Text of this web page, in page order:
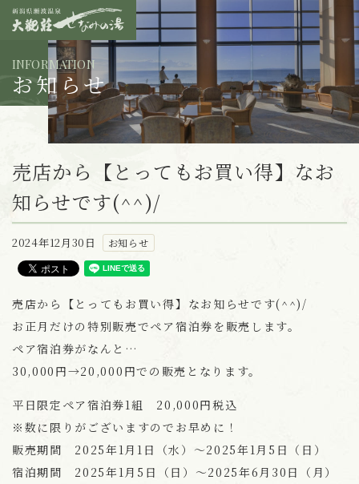
INFORMATION
お知らせ
売店から【とってもお買い得】なお
知らせです(^^)/
2024年12月30日 お知らせ
売店から【とってもお買い得】なお知らせです(^^)/
お正月だけの特別販売でペア宿泊券を販売します。
ペア宿泊券がなんと…
30,000円→20,000円での販売となります。
平日限定ペア宿泊券1組 20,000円税込
※数に限りがございますのでお早めに！
販売期間 2025年1月1日（水）～2025年1月5日（日）
宿泊期間 2025年1月5日（日）～2025年6月30日（月）